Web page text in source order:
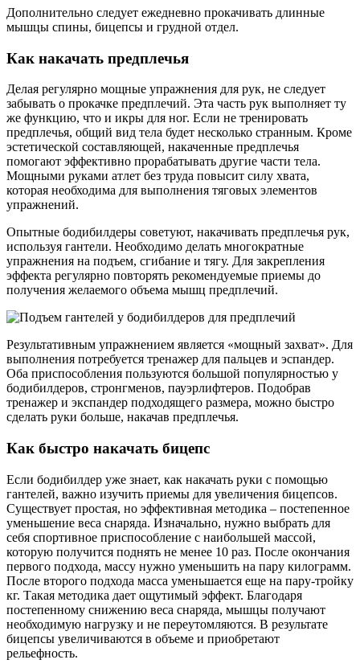
Дополнительно следует ежедневно прокачивать длинные
мышцы спины, бицепсы и грудной отдел.
Как накачать предплечья
Делая регулярно мощные упражнения для рук, не следует
забывать о прокачке предплечий. Эта часть рук выполняет ту
же функцию, что и икры для ног. Если не тренировать
предплечья, общий вид тела будет несколько странным. Кроме
эстетической составляющей, накаченные предплечья
помогают эффективно прорабатывать другие части тела.
Мощными руками атлет без труда повысит силу хвата,
которая необходима для выполнения тяговых элементов
упражнений.
Опытные бодибилдеры советуют, накачивать предплечья рук,
используя гантели. Необходимо делать многократные
упражнения на подъем, сгибание и тягу. Для закрепления
эффекта регулярно повторять рекомендуемые приемы до
получения желаемого объема мышц предплечий.
Результативным упражнением является «мощный захват». Для
выполнения потребуется тренажер для пальцев и эспандер.
Оба приспособления пользуются большой популярностью у
бодибилдеров, стронгменов, пауэрлифтеров. Подобрав
тренажер и экспандер подходящего размера, можно быстро
сделать руки больше, накачав предплечья.
Как быстро накачать бицепс
Если бодибилдер уже знает, как накачать руки с помощью
гантелей, важно изучить приемы для увеличения бицепсов.
Существует простая, но эффективная методика – постепенное
уменьшение веса снаряда. Изначально, нужно выбрать для
себя спортивное приспособление с наибольшей массой,
которую получится поднять не менее 10 раз. После окончания
первого подхода, массу нужно уменьшить на пару килограмм.
После второго подхода масса уменьшается еще на пару-тройку
кг. Такая методика дает ощутимый эффект. Благодаря
постепенному снижению веса снаряда, мышцы получают
необходимую нагрузку и не переутомляются. В результате
бицепсы увеличиваются в объеме и приобретают
рельефность.